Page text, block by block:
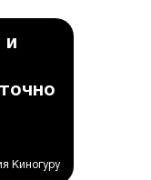
и
Киногуру